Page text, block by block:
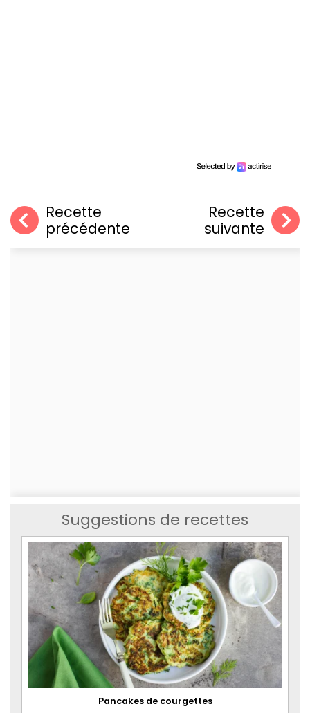
Recette
précédente
Recette
suivante
Suggestions de recettes
Pancakes de courgettes